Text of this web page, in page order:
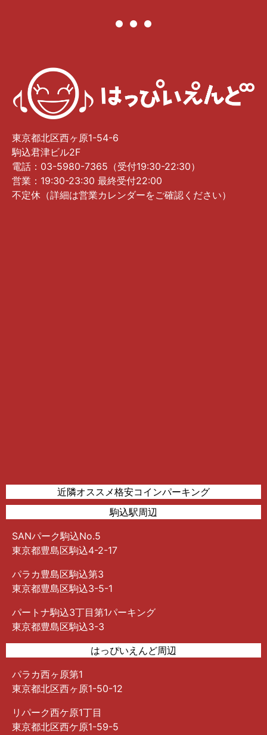
東京都北区西ヶ原1-54-6
駒込君津ビル2F
電話：03-5980-7365（受付19:30-22:30）
営業：19:30-23:30 最終受付22:00
不定休（詳細は営業カレンダーをご確認ください）
近隣オススメ格安コインパーキング
駒込駅周辺
SANパーク駒込No.5
東京都豊島区駒込4-2-17
パラカ豊島区駒込第3
東京都豊島区駒込3-5-1
パートナ駒込3丁目第1パーキング
東京都豊島区駒込3-3
はっぴいえんど周辺
パラカ西ヶ原第1
東京都北区西ヶ原1-50-12
リパーク西ケ原1丁目
東京都北区西ケ原1-59-5